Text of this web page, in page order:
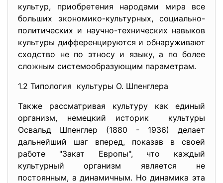
культур, приобретения народами мира все
больших экономико-культурных, социально-
политических и научно-технических навыков
культуры дифференцируются и обнаруживают
сходство не по этносу и языку, а по более
сложным системообразующим параметрам.
1.2 Типология культуры О. Шпенглера
Также рассматривая культуру как единый
организм, немецкий историк культуры
Освальд Шпенглер (1880 - 1936) делает
дальнейший шаг вперед, показав в своей
работе "Закат Европы", что каждый
культурный организм является не
постоянным, а динамичным. Но динамика эта